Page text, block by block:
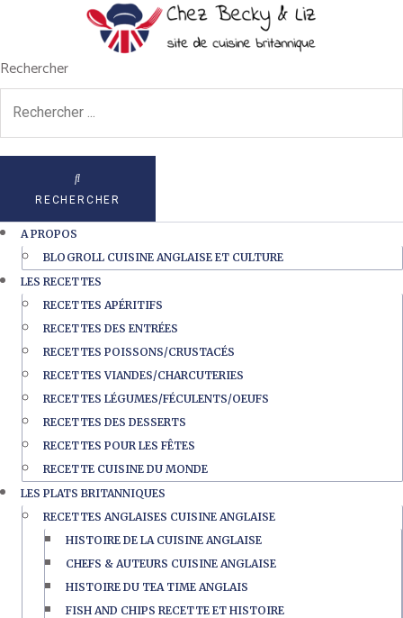
Rechercher
RECHERCHER
A PROPOS
BLOGROLL CUISINE ANGLAISE ET CULTURE
LES RECETTES
RECETTES APÉRITIFS
RECETTES DES ENTRÉES
RECETTES POISSONS/CRUSTACÉS
RECETTES VIANDES/CHARCUTERIES
RECETTES LÉGUMES/FÉCULENTS/OEUFS
RECETTES DES DESSERTS
RECETTES POUR LES FÊTES
RECETTE CUISINE DU MONDE
LES PLATS BRITANNIQUES
RECETTES ANGLAISES CUISINE ANGLAISE
HISTOIRE DE LA CUISINE ANGLAISE
CHEFS & AUTEURS CUISINE ANGLAISE
HISTOIRE DU TEA TIME ANGLAIS
FISH AND CHIPS RECETTE ET HISTOIRE